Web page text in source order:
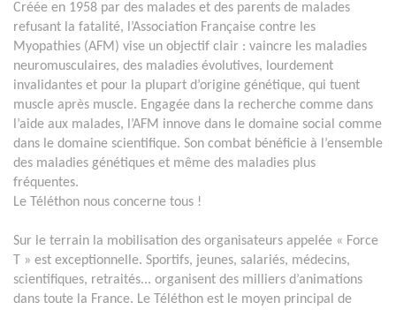
Créée en 1958 par des malades et des parents de malades
refusant la fatalité, l’Association Française contre les
Myopathies (AFM) vise un objectif clair : vaincre les maladies
neuromusculaires, des maladies évolutives, lourdement
invalidantes et pour la plupart d’origine génétique, qui tuent
muscle après muscle. Engagée dans la recherche comme dans
l’aide aux malades, l’AFM innove dans le domaine social comme
dans le domaine scientifique. Son combat bénéficie à l’ensemble
des maladies génétiques et même des maladies plus
fréquentes.
Le Téléthon nous concerne tous !
Sur le terrain la mobilisation des organisateurs appelée « Force
T » est exceptionnelle. Sportifs, jeunes, salariés, médecins,
scientifiques, retraités... organisent des milliers d’animations
dans toute la France. Le Téléthon est le moyen principal de